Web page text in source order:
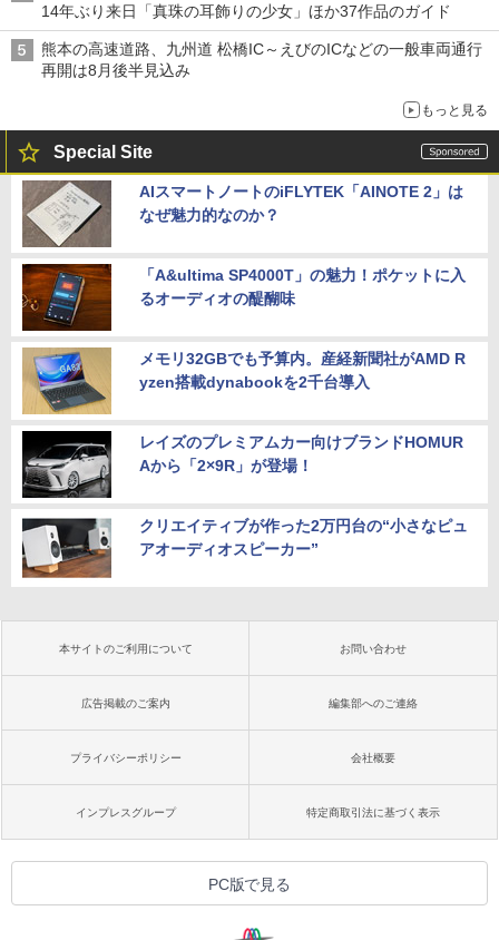
14年ぶり来日「真珠の耳飾りの少女」ほか37作品のガイド
熊本の高速道路、九州道 松橋IC～えびのICなどの一般車両通行
再開は8月後半見込み
もっと見る
Special Site
AIスマートノートのiFLYTEK「AINOTE 2」は
なぜ魅力的なのか？
「A&ultima SP4000T」の魅力！ポケットに入
るオーディオの醍醐味
メモリ32GBでも予算内。産経新聞社がAMD R
yzen搭載dynabookを2千台導入
レイズのプレミアムカー向けブランドHOMUR
Aから「2×9R」が登場！
クリエイティブが作った2万円台の“小さなピュ
アオーディオスピーカー”
本サイトのご利用について お問い合わせ
広告掲載のご案内 編集部へのご連絡
プライバシーポリシー 会社概要
インプレスグループ 特定商取引法に基づく表示
PC版で見る